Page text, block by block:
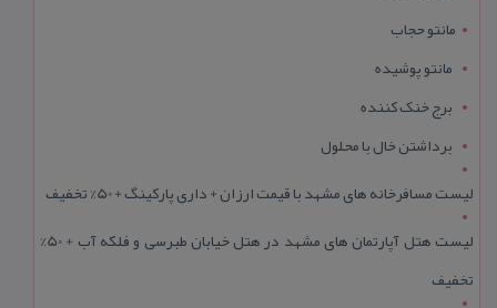
مانتو حجاب
مانتو پوشیده
برج خنک کننده
برداشتن خال با محلول
لیست مسافرخانه های مشهد با قیمت ارزان + داری پارکینگ + 50% تخفیف
لیست هتل آپارتمان های مشهد در هتل خیابان طبرسی و فلکه آب + 50%
تخفیف